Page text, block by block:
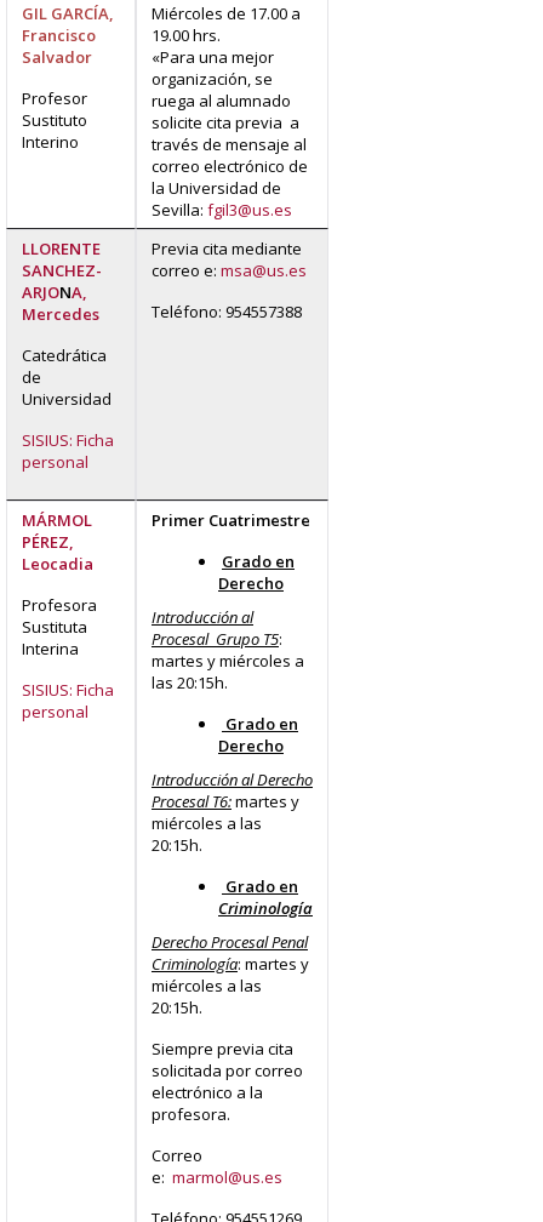
GIL GARCÍA,
Francisco
Salvador
Profesor
Sustituto
Interino
Miércoles de 17.00 a
19.00 hrs.
«Para una mejor
organización, se
ruega al alumnado
solicite cita previa a
través de mensaje al
correo electrónico de
la Universidad de
Sevilla: fgil3@us.es
LLORENTE
SANCHEZ-
ARJONA,
Mercedes
Catedrática
de
Universidad
SISIUS: Ficha
personal
Previa cita mediante
correo e: msa@us.es
Teléfono: 954557388
MÁRMOL
PÉREZ,
Leocadia
Profesora
Sustituta
Interina
SISIUS: Ficha
personal
Primer Cuatrimestre
Grado en
Derecho
Introducción al
Procesal Grupo T5:
martes y miércoles a
las 20:15h.
Grado en
Derecho
Introducción al Derecho
Procesal T6:martes y
miércoles a las
20:15h.
Grado en
Criminología
Derecho Procesal Penal
Criminología: martes y
miércoles a las
20:15h.
Siempre previa cita
solicitada por correo
electrónico a la
profesora.
Correo
e: marmol@us.es